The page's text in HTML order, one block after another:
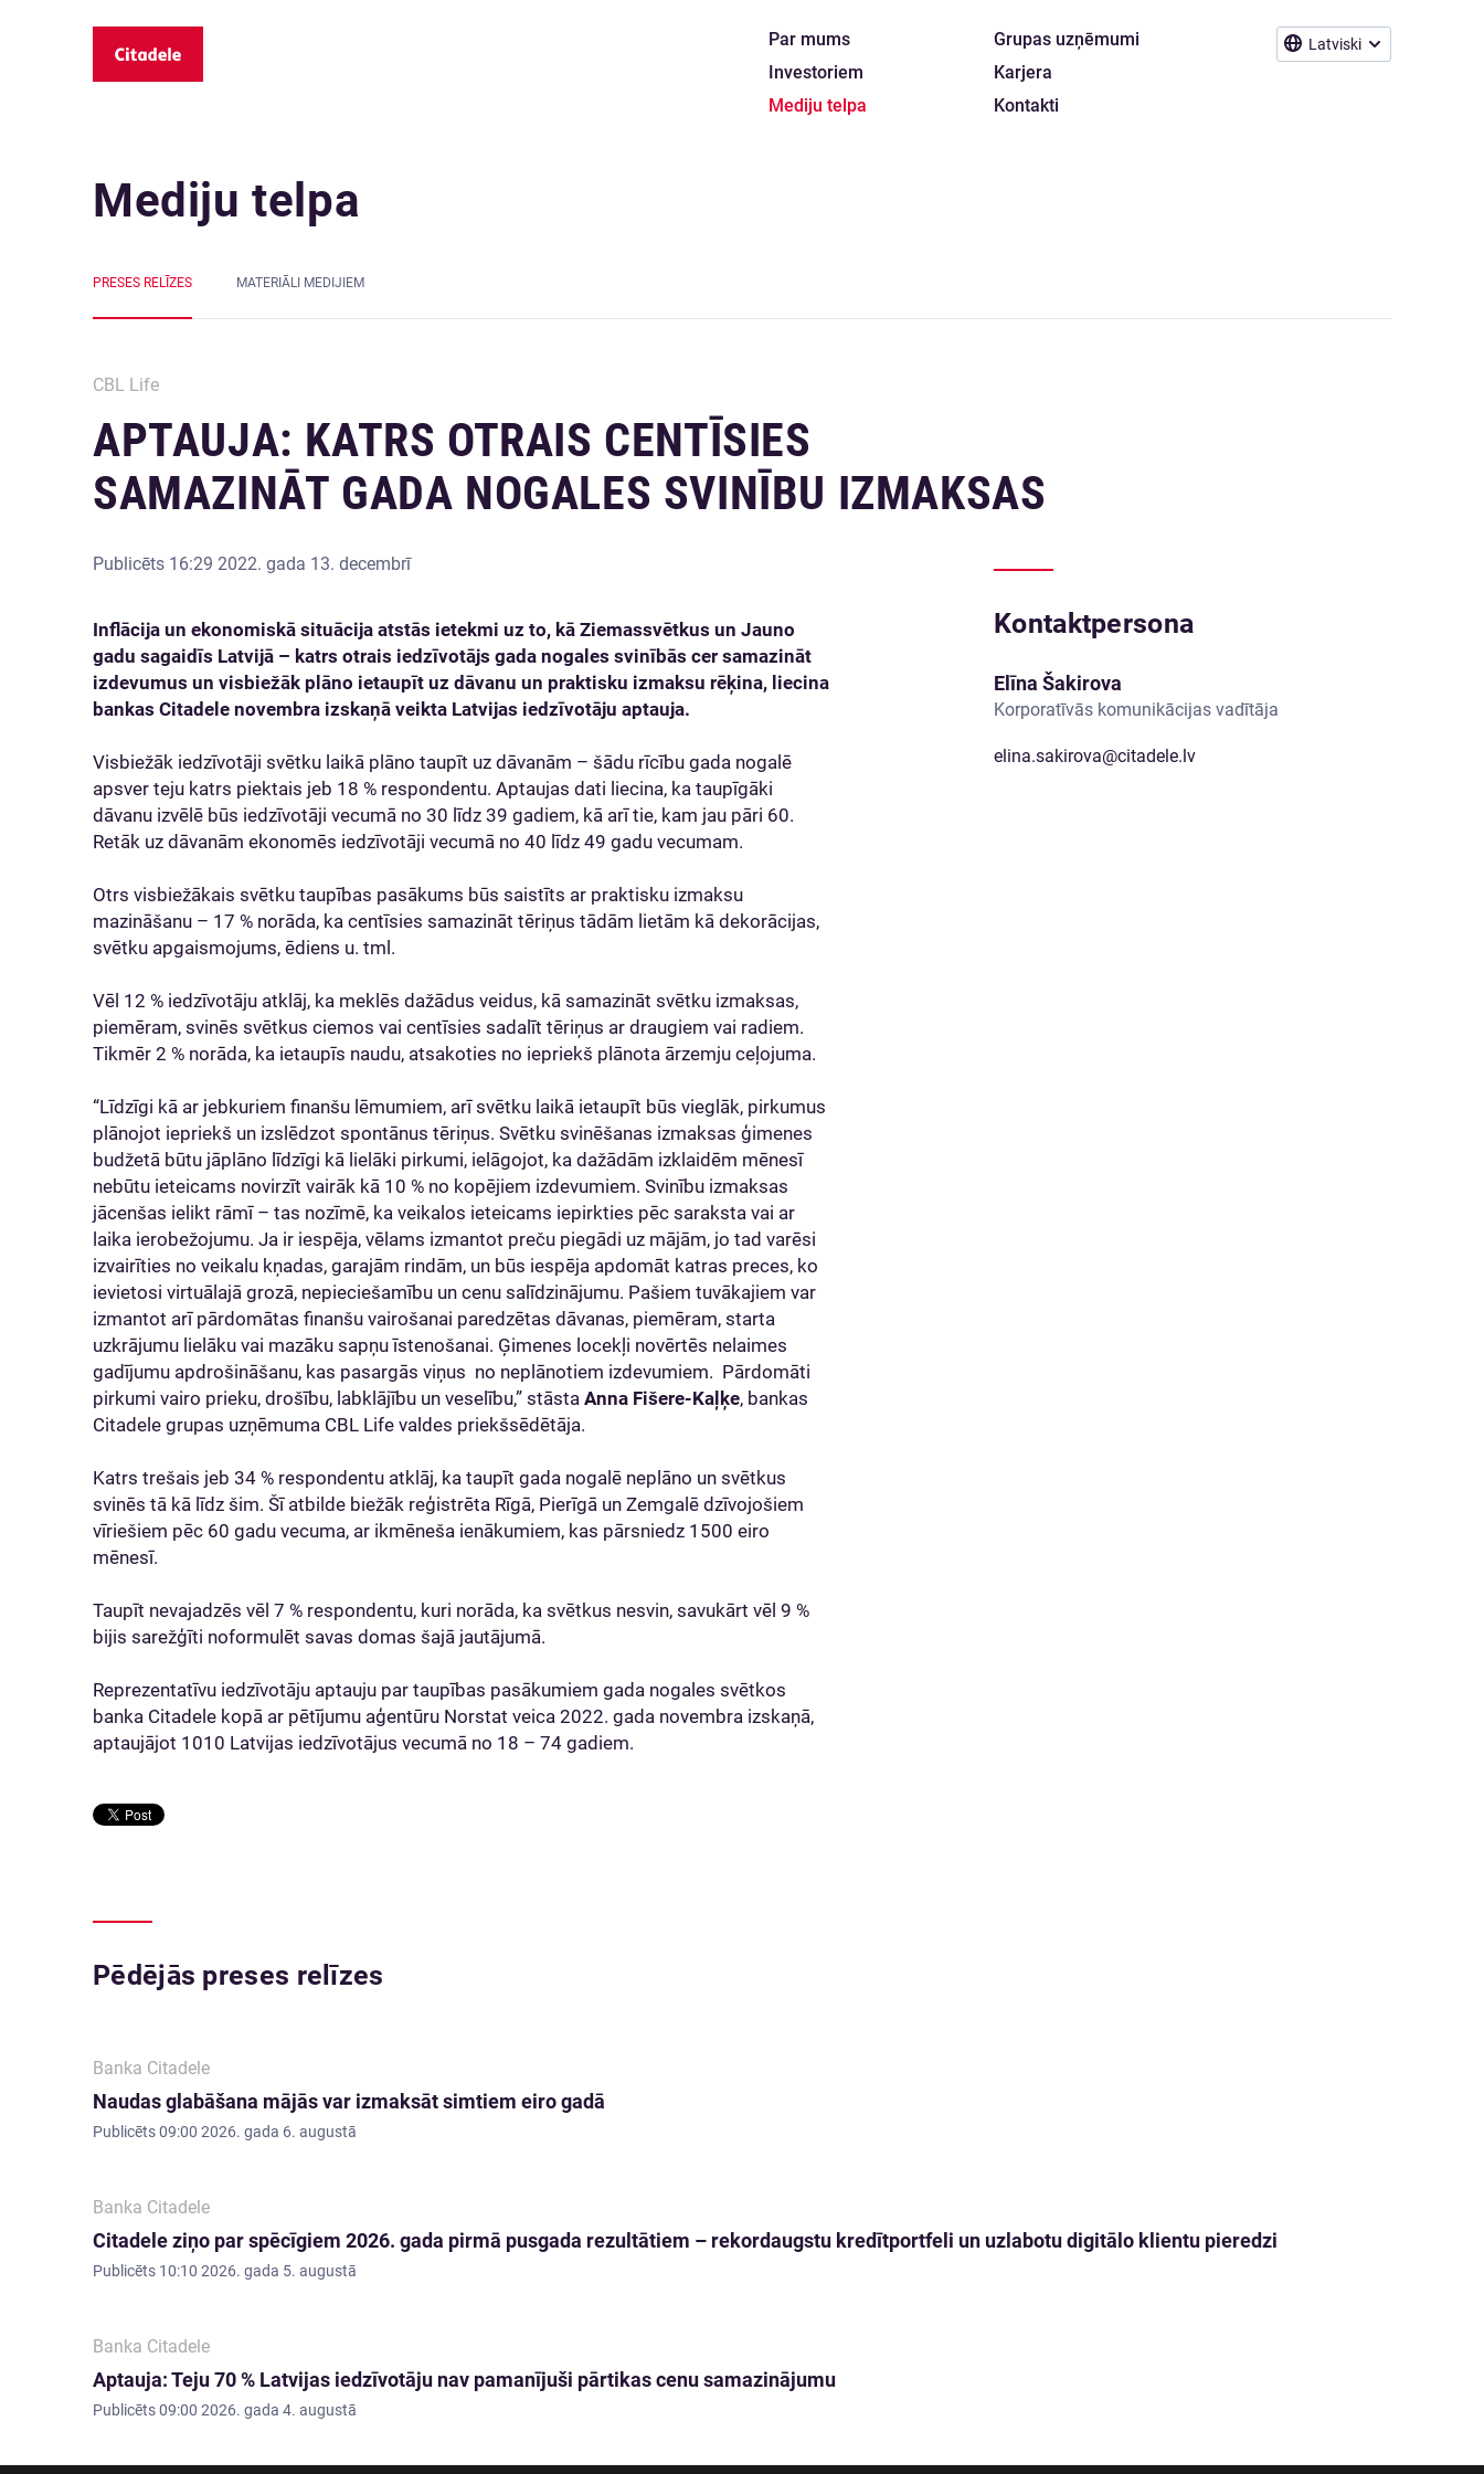
Latviski
Par mums
Investoriem
Mediju telpa
Grupas uzņēmumi
Karjera
Kontakti
Mediju telpa
PRESES RELĪZES MATERIĀLI MEDIJIEM
CBL Life
APTAUJA: KATRS OTRAIS CENTĪSIES
SAMAZINĀT GADA NOGALES SVINĪBU IZMAKSAS
Publicēts 16:29 2022. gada 13. decembrī
Inflācija un ekonomiskā situācija atstās ietekmi uz to, kā Ziemassvētkus un Jauno
gadu sagaidīs Latvijā – katrs otrais iedzīvotājs gada nogales svinībās cer samazināt
izdevumus un visbiežāk plāno ietaupīt uz dāvanu un praktisku izmaksu rēķina, liecina
bankas Citadele novembra izskaņā veikta Latvijas iedzīvotāju aptauja.
Visbiežāk iedzīvotāji svētku laikā plāno taupīt uz dāvanām – šādu rīcību gada nogalē
apsver teju katrs piektais jeb 18 % respondentu. Aptaujas dati liecina, ka taupīgāki
dāvanu izvēlē būs iedzīvotāji vecumā no 30 līdz 39 gadiem, kā arī tie, kam jau pāri 60.
Retāk uz dāvanām ekonomēs iedzīvotāji vecumā no 40 līdz 49 gadu vecumam.
Otrs visbiežākais svētku taupības pasākums būs saistīts ar praktisku izmaksu
mazināšanu – 17 % norāda, ka centīsies samazināt tēriņus tādām lietām kā dekorācijas,
svētku apgaismojums, ēdiens u. tml.
Vēl 12 % iedzīvotāju atklāj, ka meklēs dažādus veidus, kā samazināt svētku izmaksas,
piemēram, svinēs svētkus ciemos vai centīsies sadalīt tēriņus ar draugiem vai radiem.
Tikmēr 2 % norāda, ka ietaupīs naudu, atsakoties no iepriekš plānota ārzemju ceļojuma.
“Līdzīgi kā ar jebkuriem finanšu lēmumiem, arī svētku laikā ietaupīt būs vieglāk, pirkumus
plānojot iepriekš un izslēdzot spontānus tēriņus. Svētku svinēšanas izmaksas ģimenes
budžetā būtu jāplāno līdzīgi kā lielāki pirkumi, ielāgojot, ka dažādām izklaidēm mēnesī
nebūtu ieteicams novirzīt vairāk kā 10 % no kopējiem izdevumiem. Svinību izmaksas
jācenšas ielikt rāmī – tas nozīmē, ka veikalos ieteicams iepirkties pēc saraksta vai ar
laika ierobežojumu. Ja ir iespēja, vēlams izmantot preču piegādi uz mājām, jo tad varēsi
izvairīties no veikalu kņadas, garajām rindām, un būs iespēja apdomāt katras preces, ko
ievietosi virtuālajā grozā, nepieciešamību un cenu salīdzinājumu. Pašiem tuvākajiem var
izmantot arī pārdomātas finanšu vairošanai paredzētas dāvanas, piemēram, starta
uzkrājumu lielāku vai mazāku sapņu īstenošanai. Ģimenes locekļi novērtēs nelaimes
gadījumu apdrošināšanu, kas pasargās viņus no neplānotiem izdevumiem. Pārdomāti
pirkumi vairo prieku, drošību, labklājību un veselību,” stāsta Anna Fišere-Kaļķe, bankas
Citadele grupas uzņēmuma CBL Life valdes priekšsēdētāja.
Katrs trešais jeb 34 % respondentu atklāj, ka taupīt gada nogalē neplāno un svētkus
svinēs tā kā līdz šim. Šī atbilde biežāk reģistrēta Rīgā, Pierīgā un Zemgalē dzīvojošiem
vīriešiem pēc 60 gadu vecuma, ar ikmēneša ienākumiem, kas pārsniedz 1500 eiro
mēnesī.
Taupīt nevajadzēs vēl 7 % respondentu, kuri norāda, ka svētkus nesvin, savukārt vēl 9 %
bijis sarežģīti noformulēt savas domas šajā jautājumā.
Reprezentatīvu iedzīvotāju aptauju par taupības pasākumiem gada nogales svētkos
banka Citadele kopā ar pētījumu aģentūru Norstat veica 2022. gada novembra izskaņā,
aptaujājot 1010 Latvijas iedzīvotājus vecumā no 18 – 74 gadiem.
Kontaktpersona
Elīna Šakirova
Korporatīvās komunikācijas vadītāja
elina.sakirova@citadele.lv
Pēdējās preses relīzes
Banka Citadele
Naudas glabāšana mājās var izmaksāt simtiem eiro gadā
Publicēts09:00 2026. gada 6. augustā
Banka Citadele
Citadele ziņo par spēcīgiem 2026. gada pirmā pusgada rezultātiem – rekordaugstu kredītportfeli un uzlabotu digitālo klientu pieredzi
Publicēts 10:10 2026. gada 5. augustā
Banka Citadele
Aptauja: Teju 70 % Latvijas iedzīvotāju nav pamanījuši pārtikas cenu samazinājumu
Publicēts09:00 2026. gada 4. augustā